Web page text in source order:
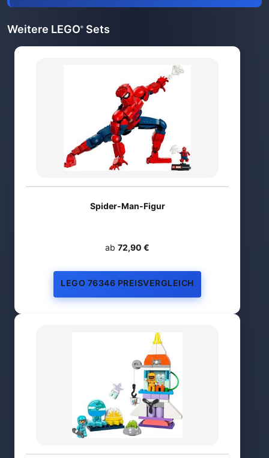
Weitere LEGO® Sets
Spider-Man-Figur
ab 72,90 €
LEGO 76346 PREISVERGLEICH